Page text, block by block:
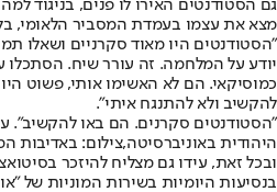
גם הסטודנטים האירו לו פנים, בניגוד
מצא את עצמו בעמדת המסביר הלאומי,
״הסטודנטים היו מאוד סקרניים ושאלו
יודע על המלחמה. זה עורר שיח. הסתכלו
כמוסיקאי. הם לא האשימו אותי, פשוט
להקשיב ולא להתנגח איתי״.
"הסטודנטים סקרנים. הם באו להקשיב".
היהודית באוניברסיטה,צילום: באדיבות
ובכל זאת, עידו גם מצליח להיזכר